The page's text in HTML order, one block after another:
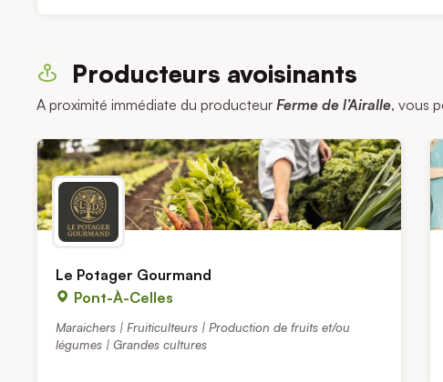
Producteurs avoisinants
A proximité immédiate du producteur Ferme de l’Airalle, vous
Le Potager Gourmand
Pont-À-Celles
Maraichers | Fruiticulteurs | Production de fruits et/ou
légumes | Grandes cultures